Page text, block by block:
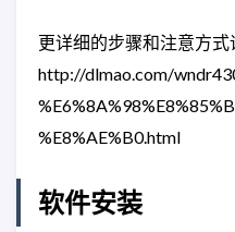
更详细的步骤和注意方式
http://dlmao.com/
%E8%AE%B0.html
软件安装